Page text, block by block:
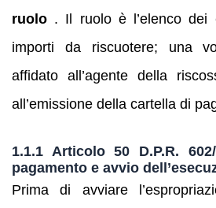
ruolo . Il ruolo è l’elenco dei
importi da riscuotere; una
affidato all’agente della
all’emissione della cartella di
1.1.1 Articolo 50 D.P.R.
pagamento e avvio
Prima di avviare